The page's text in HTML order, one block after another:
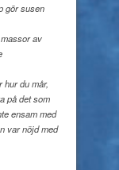
gör susen
av
hur du mår,
på det som
ensam med
var nöjd med